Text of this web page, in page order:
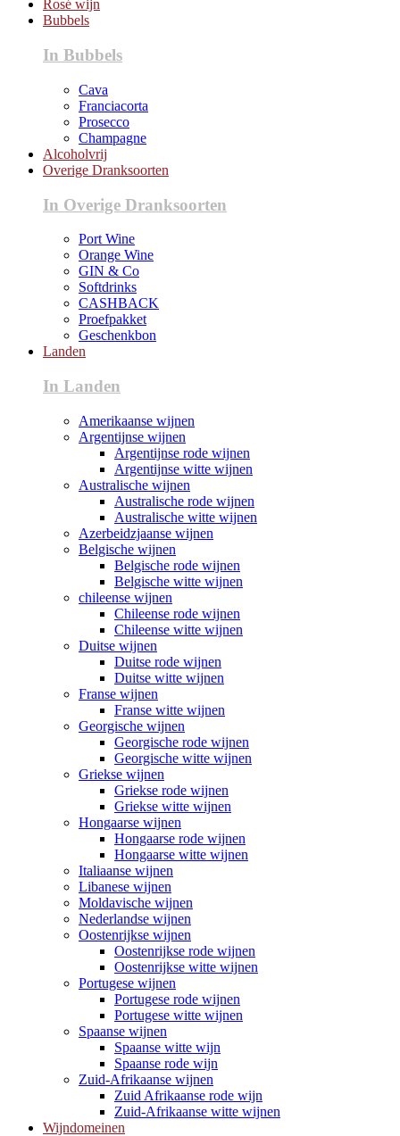
Rosé wijn
Bubbels
In Bubbels
Cava
Franciacorta
Prosecco
Champagne
Alcoholvrij
Overige Dranksoorten
In Overige Dranksoorten
Port Wine
Orange Wine
GIN & Co
Softdrinks
CASHBACK
Proefpakket
Geschenkbon
Landen
In Landen
Amerikaanse wijnen
Argentijnse wijnen
Argentijnse rode wijnen
Argentijnse witte wijnen
Australische wijnen
Australische rode wijnen
Australische witte wijnen
Azerbeidzjaanse wijnen
Belgische wijnen
Belgische rode wijnen
Belgische witte wijnen
chileense wijnen
Chileense rode wijnen
Chileense witte wijnen
Duitse wijnen
Duitse rode wijnen
Duitse witte wijnen
Franse wijnen
Franse witte wijnen
Georgische wijnen
Georgische rode wijnen
Georgische witte wijnen
Griekse wijnen
Griekse rode wijnen
Griekse witte wijnen
Hongaarse wijnen
Hongaarse rode wijnen
Hongaarse witte wijnen
Italiaanse wijnen
Libanese wijnen
Moldavische wijnen
Nederlandse wijnen
Oostenrijkse wijnen
Oostenrijkse rode wijnen
Oostenrijkse witte wijnen
Portugese wijnen
Portugese rode wijnen
Portugese witte wijnen
Spaanse wijnen
Spaanse witte wijn
Spaanse rode wijn
Zuid-Afrikaanse wijnen
Zuid Afrikaanse rode wijn
Zuid-Afrikaanse witte wijnen
Wijndomeinen